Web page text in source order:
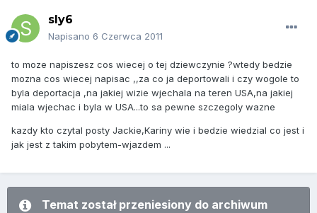
sly6
Napisano 6 Czerwca 2011
to moze napiszesz cos wiecej o tej dziewczynie ?wtedy bedzie
mozna cos wiecej napisac ,,za co ja deportowali i czy wogole to
byla deportacja ,na jakiej wizie wjechala na teren USA,na jakiej
miala wjechac i byla w USA...to sa pewne szczegoly wazne
kazdy kto czytal posty Jackie,Kariny wie i bedzie wiedzial co jest i
jak jest z takim pobytem-wjazdem ...
Temat został przeniesiony do archiwum